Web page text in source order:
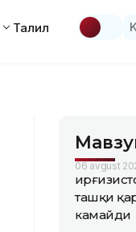
Таҳлил
06 avgust
ташқи
камайди